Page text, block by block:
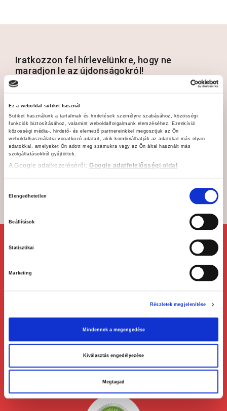
Ez a weboldal sütiket használ
Sütiket használunk a tartalmak és hirdetések személyre szabásához, közösségi
funkciók biztosításához, valamint weboldalforgalmunk elemzéséhez. Ezenkívül
közösségi média-, hirdető- és elemező partnereinkkel megosztjuk az Ön
weboldalhasználatra vonatkozó adatait, akik kombinálhatják az adatokat más olyan
adatokkal, amelyeket Ön adott meg számukra vagy az Ön által használt más
szolgáltatásokból gyűjtöttek.
A Google adatkezeléséről:Google adatfelelősségi oldal
Elengedhetetlen
Beállítások
Statisztikai
Marketing
Részletek megjelenítése
Mindennek a megengedése
Kiválasztás engedélyezése
Megtagad
Iratkozzon fel hírlevelünkre, hogy ne
maradjon le az újdonságokról!
Hozzájárulok az adataim kezeléséhez és elfogadom az
Adatvédelmi és adatkezelési szabályzatot
Kapcsolat
Információ
Adatkezelési tájékoztató